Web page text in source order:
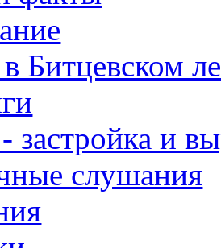
Битцевском
застройка и
слушания